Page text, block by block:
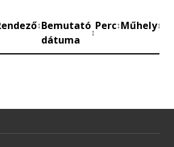
↕Bemutató
dátuma
↕
Perc↕Műhely↕